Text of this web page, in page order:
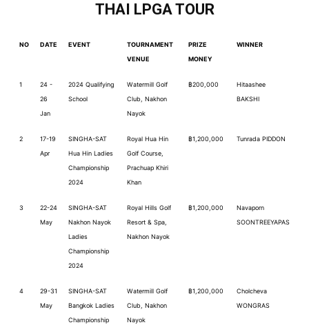
THAI LPGA TOUR
NO DATE EVENT
TOURNAMENT
VENUE
PRIZE
MONEY
WINNER
1
24 -
26
Jan
2024 Qualifying
School
Watermill Golf
Club, Nakhon
Nayok
฿200,000
Hitaashee
BAKSHI
2
17-19
Apr
SINGHA-SAT
Hua Hin Ladies
Championship
2024
Royal Hua Hin
Golf Course,
Prachuap Khiri
Khan
฿1,200,000 Tunrada PIDDON
3
22-24
May
SINGHA-SAT
Nakhon Nayok
Ladies
Championship
2024
Royal Hills Golf
Resort & Spa,
Nakhon Nayok
฿1,200,000
Navaporn
SOONTREEYAPAS
4
29-31
May
SINGHA-SAT
Bangkok Ladies
Championship
Watermill Golf
Club, Nakhon
Nayok
฿1,200,000
Cholcheva
WONGRAS